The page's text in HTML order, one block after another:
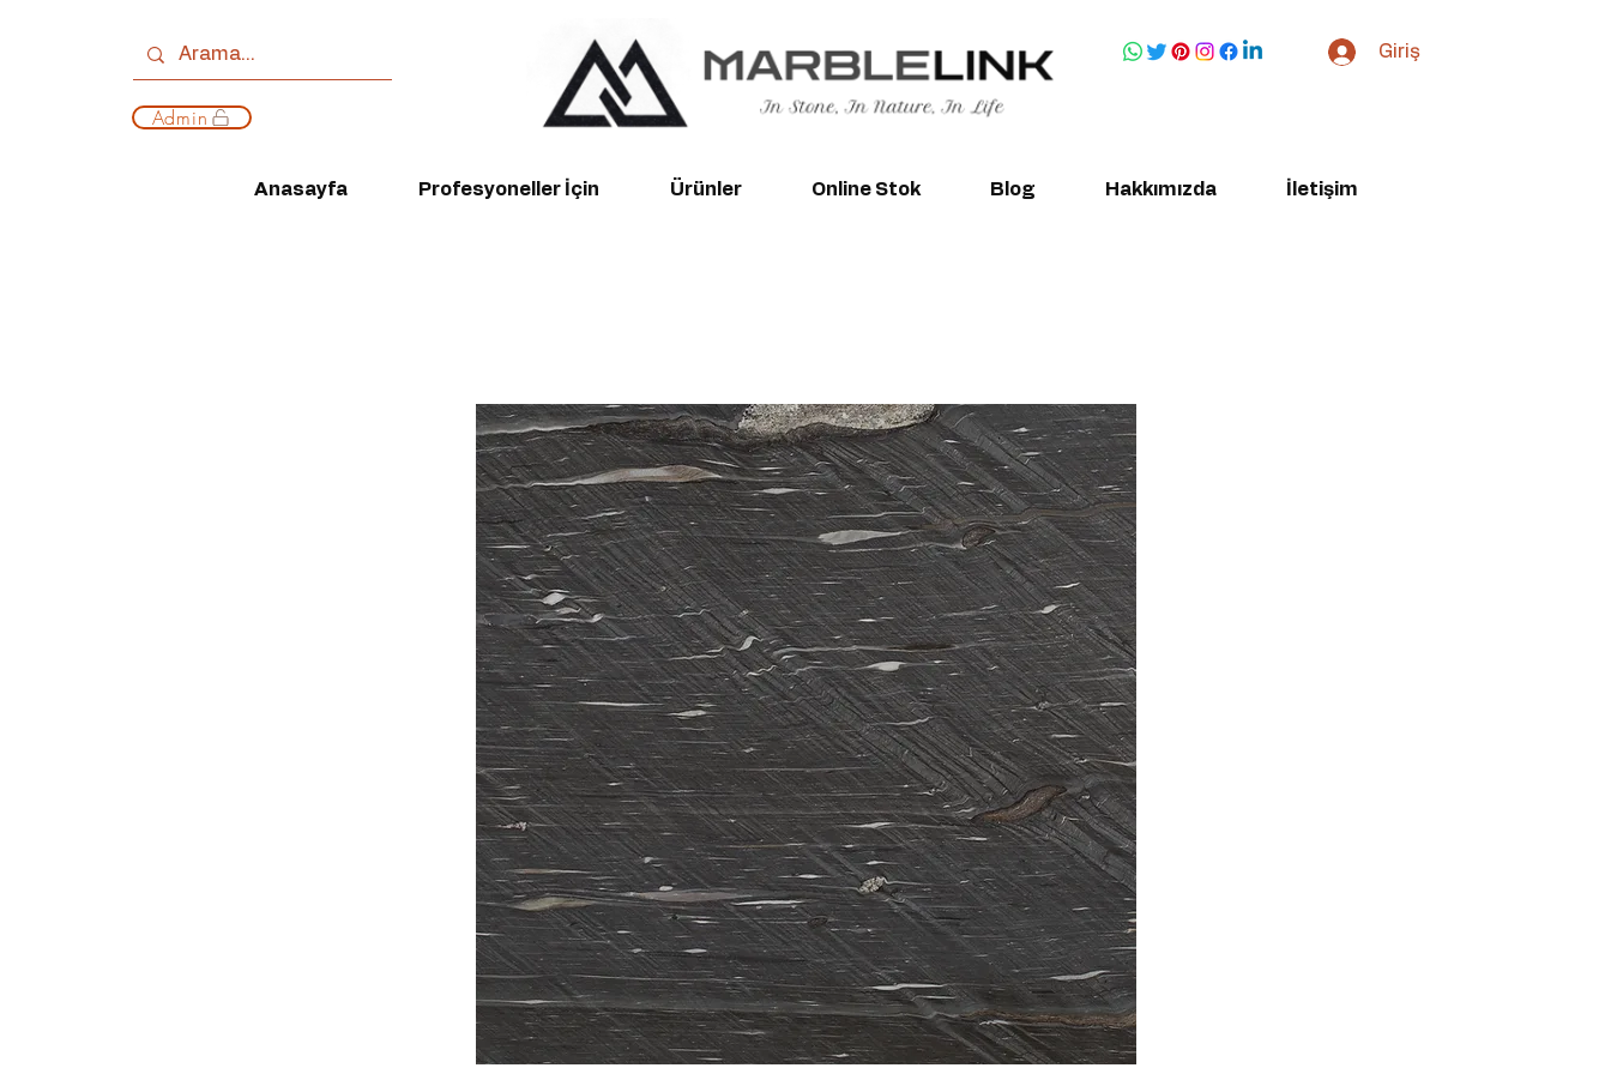
Admin
Giriş
Anasayfa Profesyoneller İçin Ürünler Online Stok Blog Hakkımızda İletişim